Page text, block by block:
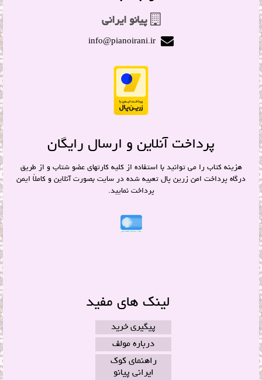
پیانو ایرانی
پرداخت آنلاین و ارسال رایگان
هزینه کتاب را می توانید با استفاده از کلیه کارتهای عضو شتاب و از طریق
درگاه پرداخت امن زرین پال تعبیه شده در سایت بصورت آنلاین و کاملاً ایمن
پرداخت نمایید.
لینک های مفید
پیگیری خرید
درباره مولف
راهنمای کوک
ایرانی پیانو